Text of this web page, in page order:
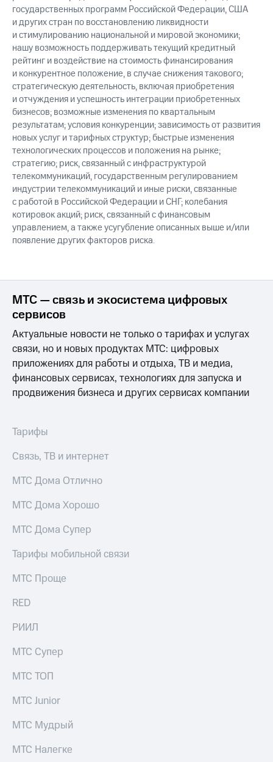
государственных программ Российской Федерации, США
и других стран по восстановлению ликвидности
и стимулированию национальной и мировой экономики;
нашу возможность поддерживать текущий кредитный
рейтинг и воздействие на стоимость финансирования
и конкурентное положение, в случае снижения такового;
стратегическую деятельность, включая приобретения
и отчуждения и успешность интеграции приобретенных
бизнесов; возможные изменения по квартальным
результатам; условия конкуренции; зависимость от развития
новых услуг и тарифных структур; быстрые изменения
технологических процессов и положения на рынке;
стратегию; риск, связанный с инфраструктурой
телекоммуникаций, государственным регулированием
индустрии телекоммуникаций и иные риски, связанные
с работой в Российской Федерации и СНГ; колебания
котировок акций; риск, связанный с финансовым
управлением, а также усугубление описанных выше и/или
появление других факторов риска.
МТС — связь и экосистема цифровых
сервисов
Актуальные новости не только о тарифах и услугах
связи, но и новых продуктах МТС: цифровых
приложениях для работы и отдыха, ТВ и медиа,
финансовых сервисах, технологиях для запуска и
продвижения бизнеса и других сервисах компании
Тарифы
Связь, ТВ и интернет
МТС Дома Отлично
МТС Дома Хорошо
МТС Дома Супер
Тарифы мобильной связи
МТС Проще
RED
РИИЛ
МТС Супер
МТС ТОП
МТС Junior
МТС Мудрый
МТС Налегке